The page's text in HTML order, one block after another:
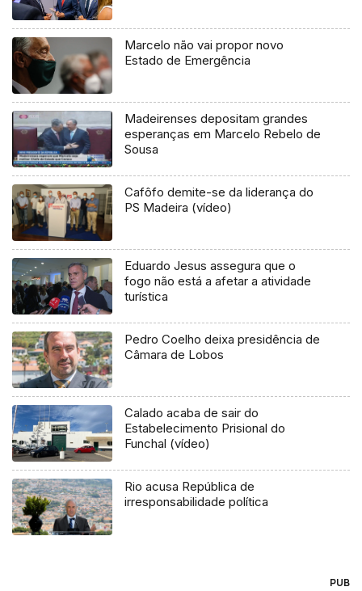
Marcelo não vai propor novo
Estado de Emergência
Madeirenses depositam grandes
esperanças em Marcelo Rebelo de
Sousa
Cafôfo demite-se da liderança do
PS Madeira (vídeo)
Eduardo Jesus assegura que o
fogo não está a afetar a atividade
turística
Pedro Coelho deixa presidência de
Câmara de Lobos
Calado acaba de sair do
Estabelecimento Prisional do
Funchal (vídeo)
Rio acusa República de
irresponsabilidade política
PUB